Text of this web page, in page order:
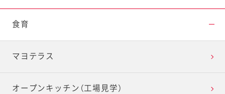
食育
マヨテラス
オープンキッチン（工場見学）